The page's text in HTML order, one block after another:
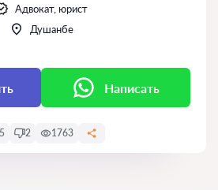
Адвокат, юрист
Душанбе
Написать
2 1763